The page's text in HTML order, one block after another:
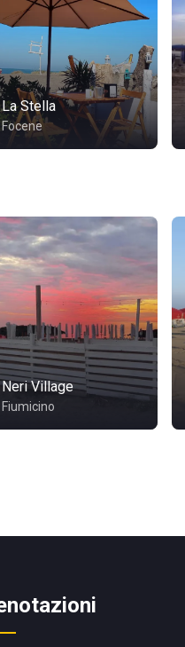
La Stella
Focene
Neri Village
Fiumicino